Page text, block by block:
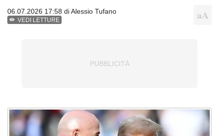
06.07.2026 17:58 diAlessio Tufano
VEDI LETTURE